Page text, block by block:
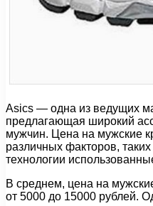
Asics — одна из ведущих
предлагающая широкий
мужчин. Цена на мужские
различных факторов,
технологии
В среднем, цена на
от 5000 до 15000 рублей.